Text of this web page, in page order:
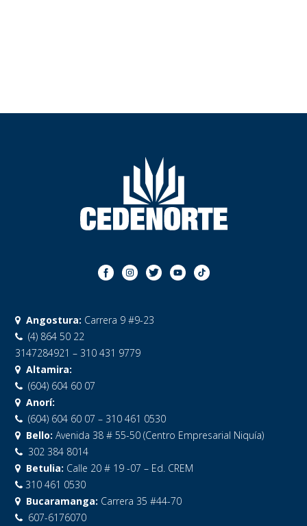
Angostura: Carrera 9 #9-23
(4) 864 50 22
3147284921 – 310 431 9779
Altamira:
(604) 604 60 07
Anorí:
(604) 604 60 07 – 310 461 0530
Bello: Avenida 38 # 55-50 (Centro Empresarial Niquía)
302 384 8014
Betulia: Calle 20 # 19 -07 – Ed. CREM
310 461 0530
Bucaramanga: Carrera 35 #44-70
607-6176070